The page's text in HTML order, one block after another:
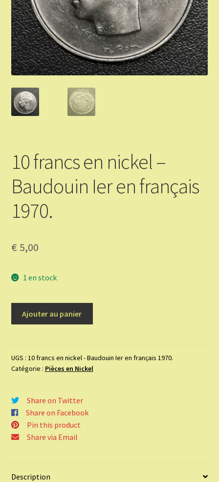
Validation de la commande
Vous Vendez
Articles Or et Argent
Conditions d’utilisation
10 francs en nickel –
Baudouin Ier en français
1970.
€ 5,00
1 en stock
en
nickel
Ier
en
français
1970.
Ajouter au panier
UGS : 10 francs en nickel - Baudouin Ier en français 1970.
Catégorie : Pièces en Nickel
Share on Twitter
Share on Facebook
Pin this product
Share via Email
Description